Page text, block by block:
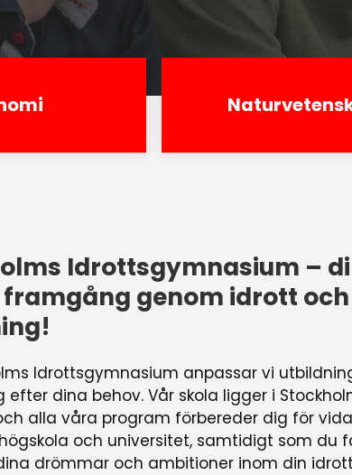
Idrottsgymnasium –
genom idrott och
Idrottsgymnasium anpassar vi
efter dina behov. Vår skola ligger i
alla våra program förbereder dig för
och universitet, samtidigt som du
drömmar och ambitioner inom din